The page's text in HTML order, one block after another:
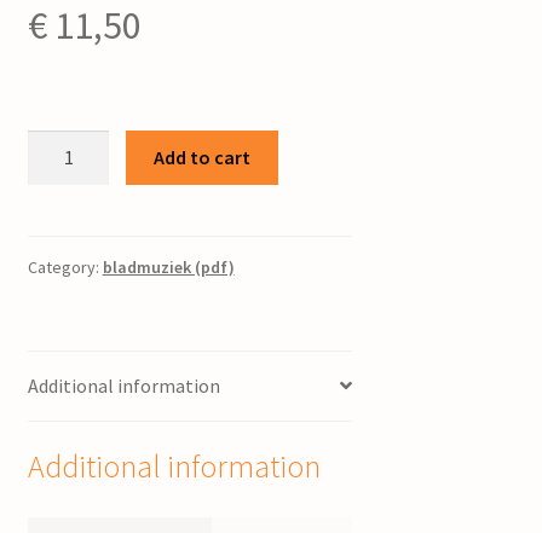
€11,50
stemmig
quantity
Add to cart
Category: bladmuziek (pdf)
Additional information
Additional information